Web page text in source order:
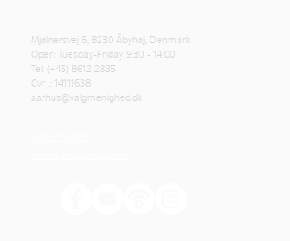
Mjølnersvej 6, 8230 Åbyhøj, Denmark
Open: Tuesday-Friday 9:30 - 14:00
Tel: (+45) 8612 2835
Cvr .: 14111638
aarhus@valgmenighed.dk